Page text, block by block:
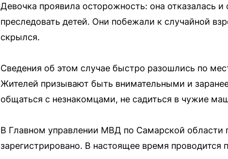
Девочка проявила осторожность: она отказалась
преследовать детей. Они побежали к случайной
скрылся.
Сведения об этом случае быстро разошлись по
Жителей призывают быть внимательными и
общаться с незнакомцами, не садиться в чужие
В Главном управлении МВД по Самарской области
зарегистрировано. В настоящее время проводится